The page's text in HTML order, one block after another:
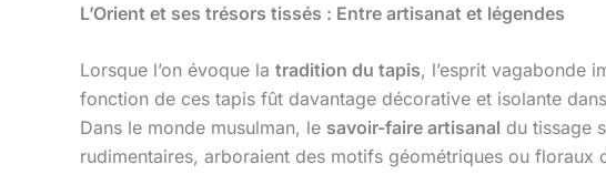
L’Orient et ses trésors tissés : Entre artisanat et légendes
Lorsque l’on évoque la tradition du tapis, l’esprit vagabonde
fonction de ces tapis fût davantage décorative et isolante
Dans le monde musulman, le savoir-faire artisanal du tissage
rudimentaires, arboraient des motifs géométriques ou floraux